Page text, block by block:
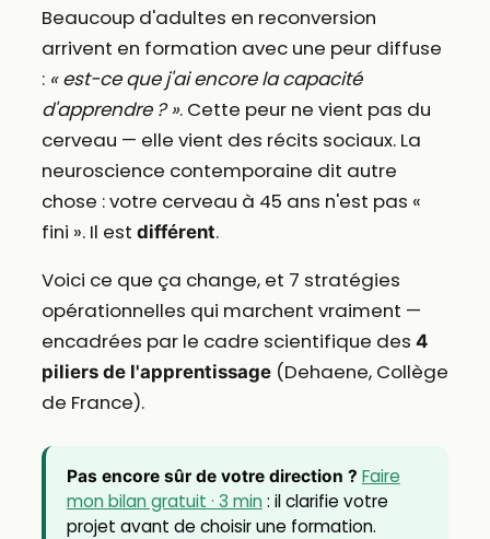
Beaucoup d'adultes en reconversion
arrivent en formation avec une peur diffuse
: « est-ce que j'ai encore la capacité
d'apprendre ? ». Cette peur ne vient pas du
cerveau — elle vient des récits sociaux. La
neuroscience contemporaine dit autre
chose : votre cerveau à 45 ans n'est pas «
fini ». Il est différent.
Voici ce que ça change, et 7 stratégies
opérationnelles qui marchent vraiment —
encadrées par le cadre scientifique des 4
piliers de l'apprentissage(Dehaene, Collège
de France).
Pas encore sûr de votre direction ? Faire
mon bilan gratuit · 3 min: il clarifie votre
projet avant de choisir une formation.